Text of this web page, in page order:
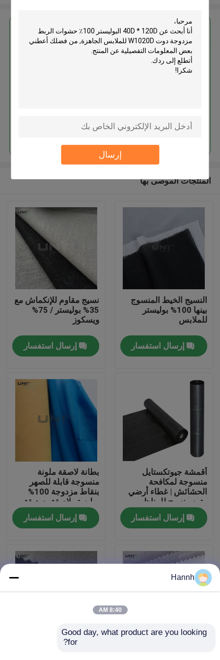
إرسال
عنّا
جولة في المصنع
مراقبة الجودة
اتصل بنا
أخبار
القضايا
احصل على افضل سعر ل
استمر
المنتجات الموصى بها
النسيج الخيط المنسوج
بينها 100% بوليستر
للملابس
إرسال استفسار
نسيج مقاوم للإنكماش مع
35% بوليستر / 75%
ويسكوز
إرسال استفسار
أقمشة جيوتكستايل
منسوجة لمكافحة
الحشائش | غطاء أرضي
متين ونسيج للمناظر
الطبيعية
إرسال استفسار
بطانة لاصقة ملونة
منسوجة قابلة للصهر
بنقاط مزدوجة 100%
بوليستر لاصقة، صديقة
للبيئة
إرسال استفسار
الحياكة الكاملة النسيج
Hannh
8:40 AM
Good day, what product are you looking
for?